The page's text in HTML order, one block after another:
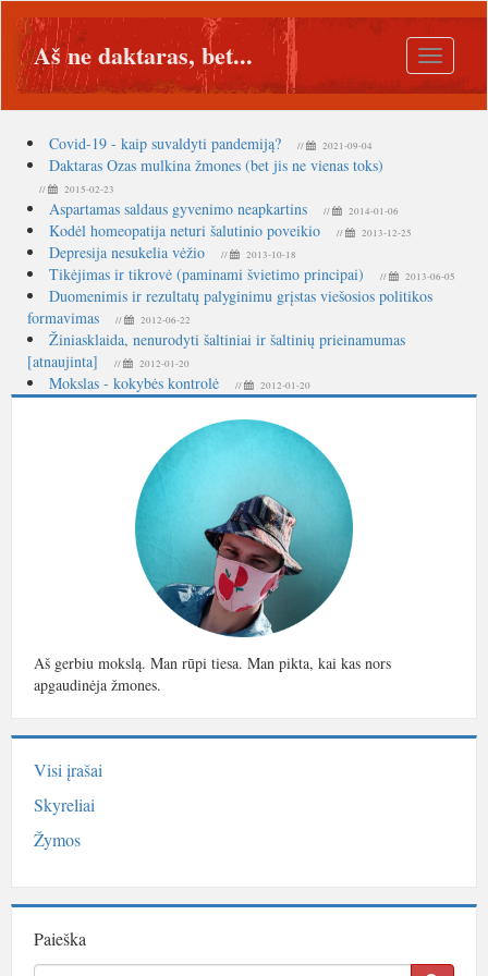
Toggle
Aš ne daktaras, bet...
Covid-19 - kaip suvaldyti pandemiją? // 2021-09-04
Daktaras Ozas mulkina žmones (bet jis ne vienas toks)
// 2015-02-23
Aspartamas saldaus gyvenimo neapkartins // 2014-01-06
Kodėl homeopatija neturi šalutinio poveikio // 2013-12-25
Depresija nesukelia vėžio // 2013-10-18
Tikėjimas ir tikrovė (paminami švietimo principai) // 2013-06-05
Duomenimis ir rezultatų palyginimu grįstas viešosios politikos
formavimas
// 2012-06-22
Žiniasklaida, nenurodyti šaltiniai ir šaltinių prieinamumas
[atnaujinta]
// 2012-01-20
Mokslas - kokybės kontrolė // 2012-01-20
Aš gerbiu mokslą. Man rūpi tiesa. Man pikta, kai kas nors
apgaudinėja žmones.
Visi įrašai
Skyreliai
Žymos
Paieška